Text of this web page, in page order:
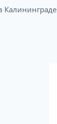
Калининграде​